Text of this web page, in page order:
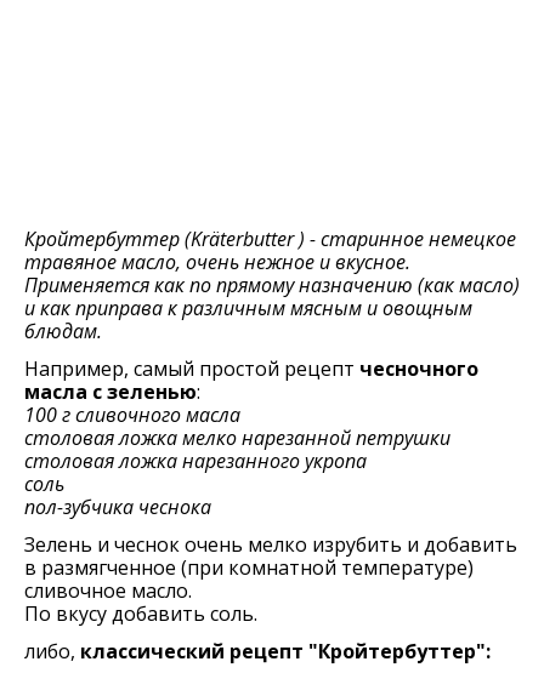
Кройтербуттер (Kräterbutter ) - старинное немецкое
травяное масло, очень нежное и вкусное.
Применяется как по прямому назначению (как масло)
и как приправа к различным мясным и овощным
блюдам.
Например, самый простой рецепт чесночного
масла с зеленью:
100 г сливочного масла
столовая ложка мелко нарезанной петрушки
столовая ложка нарезанного укропа
соль
пол-зубчика чеснока
Зелень и чеснок очень мелко изрубить и добавить
в размягченное (при комнатной температуре)
сливочное масло.
По вкусу добавить соль.
либо, классический рецепт "Кройтербуттер":